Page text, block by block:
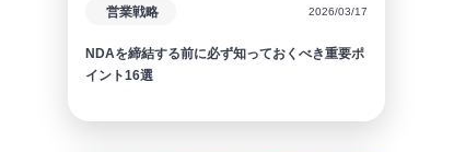
営業戦略 2026/03/17
NDAを締結する前に必ず知っておくべき重要ポ
イント16選